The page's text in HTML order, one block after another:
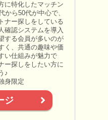
に特化したマッチン
から50代が中心で、
ナー探しをしている
確認システムを導入
する会員が多いのが
く、共通の趣味や価
い仕組みが魅力で
ー探しをしたい方に
♪
身限定
ジ